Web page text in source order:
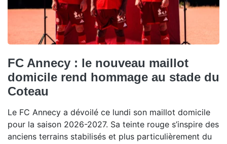
FC Annecy : le nouveau maillot
domicile rend hommage au stade du
Coteau
Le FC Annecy a dévoilé ce lundi son maillot domicile
pour la saison 2026-2027. Sa teinte rouge s’inspire des
anciens terrains stabilisés et plus particulièrement du